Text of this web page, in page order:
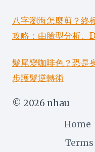
八字瀏海怎麼剪？終
攻略：由臉型分析、
髮尾變咖啡色？恐是
步護髮逆轉術
© 2026 nhau
Home